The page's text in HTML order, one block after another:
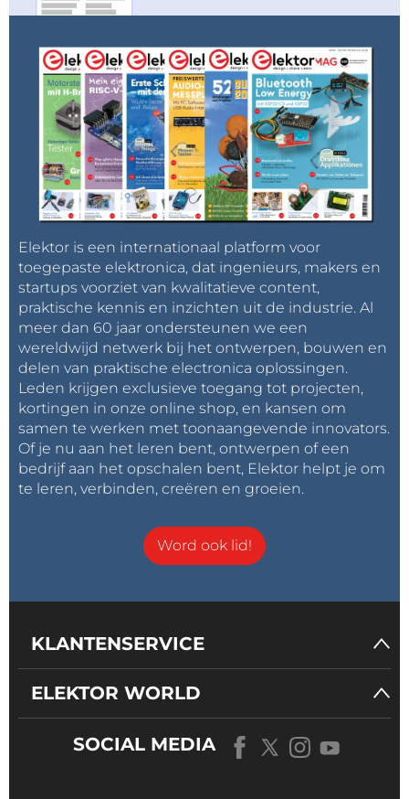
Elektor is een internationaal platform voor
toegepaste elektronica, dat ingenieurs, makers en
startups voorziet van kwalitatieve content,
praktische kennis en inzichten uit de industrie. Al
meer dan 60 jaar ondersteunen we een
wereldwijd netwerk bij het ontwerpen, bouwen en
delen van praktische electronica oplossingen.
Leden krijgen exclusieve toegang tot projecten,
kortingen in onze online shop, en kansen om
samen te werken met toonaangevende innovators.
Of je nu aan het leren bent, ontwerpen of een
bedrijf aan het opschalen bent, Elektor helpt je om
te leren, verbinden, creëren en groeien.
Word ook lid!
KLANTENSERVICE
ELEKTOR WORLD
SOCIAL MEDIA